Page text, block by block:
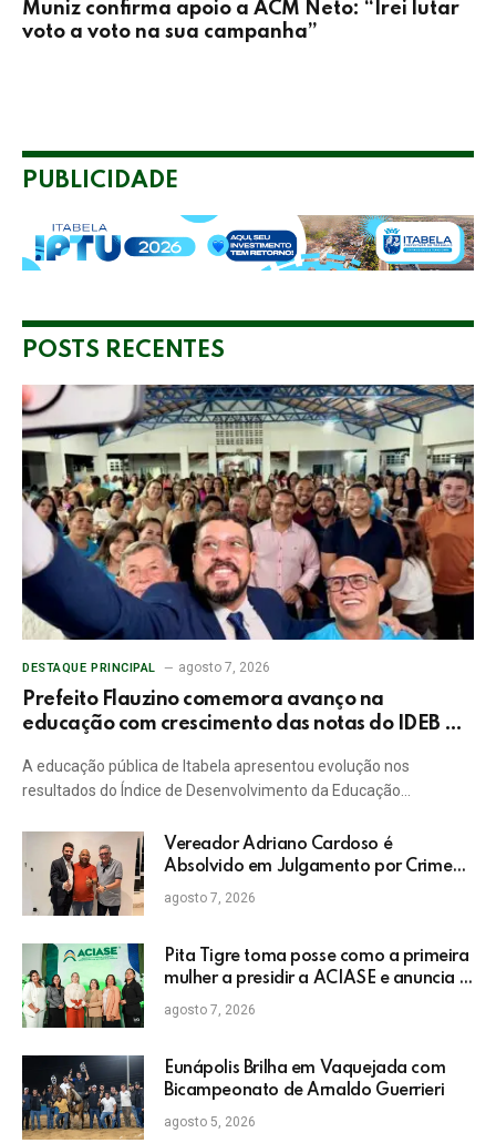
Muniz confirma apoio a ACM Neto: “Irei lutar
voto a voto na sua campanha”
PUBLICIDADE
POSTS RECENTES
DESTAQUE PRINCIPAL agosto 7, 2026
Prefeito Flauzino comemora avanço na
educação com crescimento das notas do IDEB da
A educação pública de Itabela apresentou evolução nos
resultados do Índice de Desenvolvimento da Educação…
Vereador Adriano Cardoso é
Absolvido em Julgamento por Crime
Eleitoral no TRE
agosto 7, 2026
Pita Tigre toma posse como a primeira
mulher a presidir a ACIASE e anuncia a
retomada do Prêmio Destaque
Empresarial
agosto 7, 2026
Eunápolis Brilha em Vaquejada com
Bicampeonato de Arnaldo Guerrieri
agosto 5, 2026